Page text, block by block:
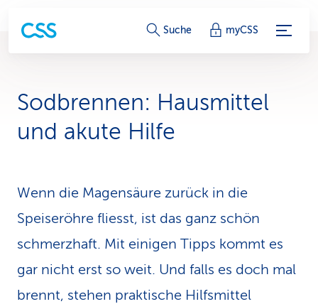
S
v
i
e
-
L
i
Suche myCSS
Sodbrennen: Hausmit­tel
und akute Hilfe
Wenn die Magensäure zurück in die
Speiseröhre fliesst, ist das ganz schön
schmerzhaft. Mit einigen Tipps kommt es
gar nicht erst so weit. Und falls es doch mal
brennt, stehen praktische Hilfsmittel